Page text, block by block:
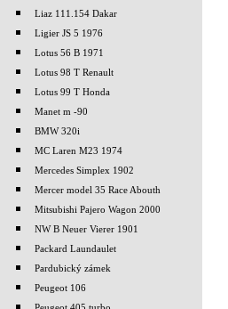
Liaz 111.154 Dakar
Ligier JS 5 1976
Lotus 56 B 1971
Lotus 98 T Renault
Lotus 99 T Honda
Manet m -90
BMW 320i
MC Laren M23 1974
Mercedes Simplex 1902
Mercer model 35 Race Abouth
Mitsubishi Pajero Wagon 2000
NW B Neuer Vierer 1901
Packard Laundaulet
Pardubický zámek
Peugeot 106